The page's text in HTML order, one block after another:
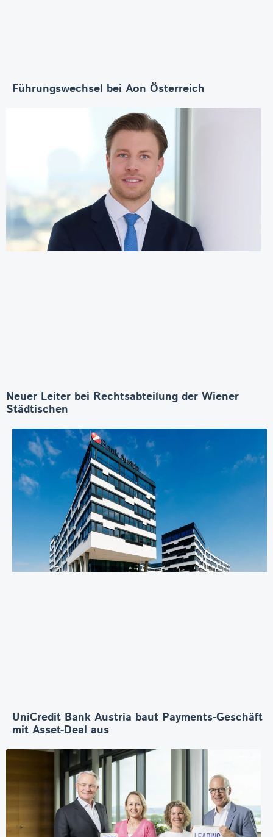
Führungswechsel bei Aon Österreich
Neuer Leiter bei Rechtsabteilung der Wiener
Städtischen
UniCredit Bank Austria baut Payments-Geschäft
mit Asset-Deal aus